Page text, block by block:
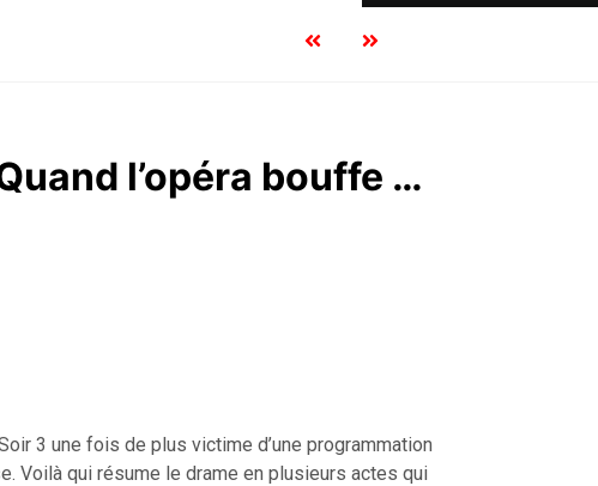
l’opéra bouffe …
3 une fois de plus victime d’une programmation
Voilà qui résume le drame en plusieurs actes qui